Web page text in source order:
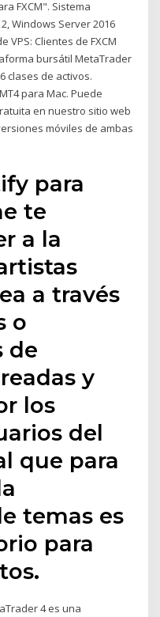
FXCM". Sistema
Windows Server 2016
VPS: Clientes de FXCM
bursátil MetaTrader
clases de activos.
para Mac. Puede
en nuestro sitio web
móviles de ambas
para
te
a la
a través
o
de
y
los
del
que para
temas es
para
4 es una